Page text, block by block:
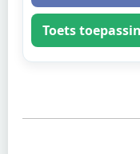
Toets